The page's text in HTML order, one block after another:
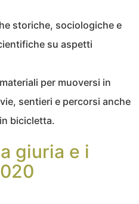
storiche, sociologiche e
su aspetti
per muoversi in
sentieri e percorsi anche
bicicletta.
giuria e i